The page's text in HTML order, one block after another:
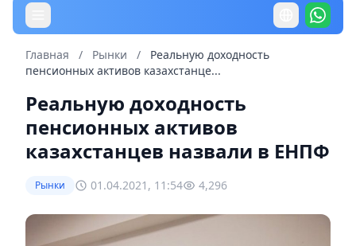
Главная / Рынки /
Реальную доходность
пенсионных активов казахстанце...
Реальную доходность
пенсионных активов
казахстанцев назвали в ЕНПФ
Рынки 01.04.2021, 11:54 4,296